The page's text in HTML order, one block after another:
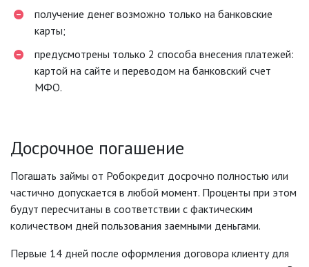
получение денег возможно только на банковские
карты;
предусмотрены только 2 способа внесения платежей:
картой на сайте и переводом на банковский счет
МФО.
Досрочное погашение
Погашать займы от Робокредит досрочно полностью или
частично допускается в любой момент. Проценты при этом
будут пересчитаны в соответствии с фактическим
количеством дней пользования заемными деньгами.
Первые 14 дней после оформления договора клиенту для